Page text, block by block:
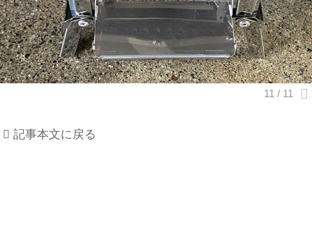
記事本文に戻る